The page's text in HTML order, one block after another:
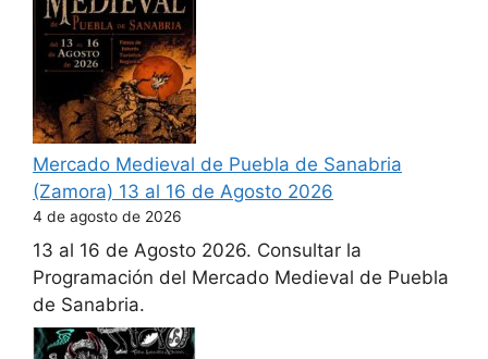
Mercado Medieval de Puebla de Sanabria
(Zamora) 13 al 16 de Agosto 2026
4 de agosto de 2026
13 al 16 de Agosto 2026. Consultar la
Programación del Mercado Medieval de Puebla
de Sanabria.